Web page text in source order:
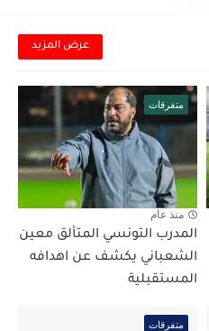
عرض المزيد
متفرقات
منذ عام
المدرب التونسي المتألق معين
الشعباني يكشف عن اهدافه
المستقبلية
متفرقات